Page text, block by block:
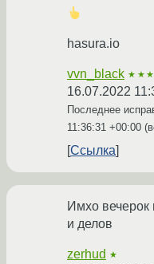
hasura.io
vvn_black
16.07.2022
Последнее
11:36:31 +00:00
Ссылка
Имхо вечерок
и делов
zerhud ★